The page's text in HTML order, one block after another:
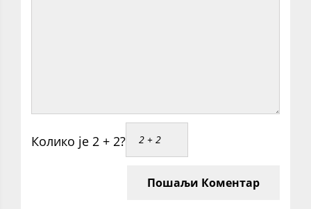
Колико је 2 + 2?
Пошаљи Коментар